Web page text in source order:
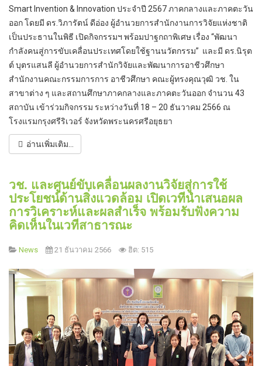
Smart Invention & Innovation ประจำปี 2567 ภาคกลางและภาคตะวัน
ออก โดยมี ดร.วิภารัตน์ ดีอ่อง ผู้อำนวยการสำนักงานการวิจัยแห่งชาติ
เป็นประธานในพิธี เปิดกิจกรรมฯ พร้อมปาฐกถาพิเศษ เรื่อง “พัฒนา
กำลังคนสู่การขับเคลื่อนประเทศโดยใช้ฐานนวัตกรรม” และมี ดร.นิรุต
ต์ บุตรแสนลี ผู้อำนวยการสำนักวิจัยและพัฒนาการอาชีวศึกษา
สำนักงานคณะกรรมการการ อาชีวศึกษา คณะผู้ทรงคุณวุฒิ วช. ใน
สาขาต่าง ๆ และสถานศึกษาภาคกลางและภาคตะวันออก จำนวน 43
สถาบัน เข้าร่วมกิจกรรม ระหว่างวันที่ 18 – 20 ธันวาคม 2566 ณ
โรงแรมกรุงศรีริเวอร์ จังหวัดพระนครศรีอยุธยา
อ่านเพิ่มเติม...
วช. และศูนย์ขับเคลื่อนผลงานวิจัยสู่การใช้
ประโยชน์ด้านสิ่งแวดล้อม เปิดเวทีนำเสนอผล
การวิเคราะห์และผลสำเร็จ พร้อมรับฟังความ
คิดเห็นในเวทีสาธารณะ
News 21 ธันวาคม 2566 ฮิต: 515